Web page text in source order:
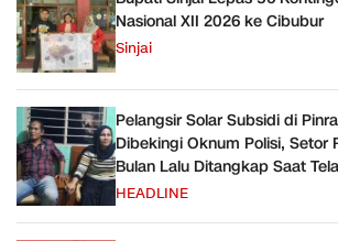
Nasional XII 2026 ke Cibubur
Sinjai
Pelangsir Solar Subsidi di
Dibekingi Oknum Polisi, Setor
Bulan Lalu Ditangkap Saat
HEADLINE